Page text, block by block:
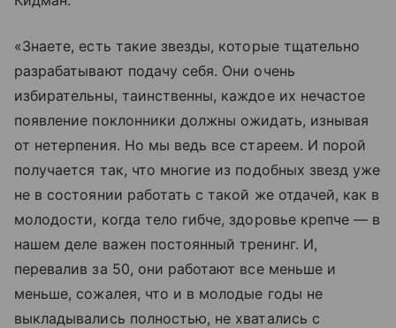
«Знаете, есть такие звезды, которые тщательно
разрабатывают подачу себя. Они очень
избирательны, таинственны, каждое их нечастое
появление поклонники должны ожидать, изнывая
от нетерпения. Но мы ведь все стареем. И порой
получается так, что многие из подобных звезд уже
не в состоянии работать с такой же отдачей, как в
молодости, когда тело гибче, здоровье крепче — в
нашем деле важен постоянный тренинг. И,
перевалив за 50, они работают все меньше и
меньше, сожалея, что и в молодые годы не
выкладывались полностью, не хватались с